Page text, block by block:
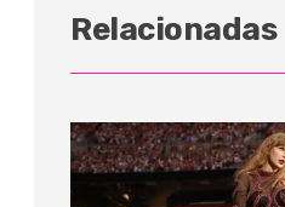
Relacionadas